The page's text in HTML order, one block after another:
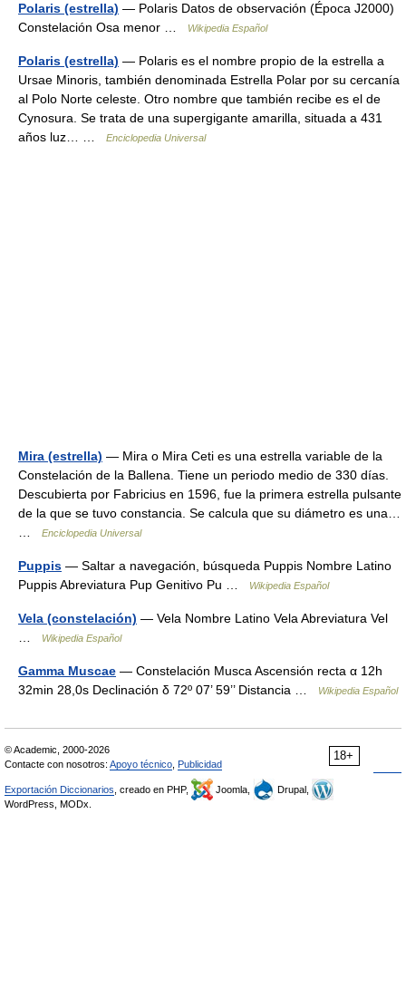
Polaris (estrella) — Polaris Datos de observación (Época J2000)
Constelación Osa menor …
Wikipedia Español
Polaris (estrella) — Polaris es el nombre propio de la estrella a
Ursae Minoris, también denominada Estrella Polar por su cercanía
al Polo Norte celeste. Otro nombre que también recibe es el de
Cynosura. Se trata de una supergigante amarilla, situada a 431
años luz… …
Enciclopedia Universal
Mira (estrella) — Mira o Mira Ceti es una estrella variable de la
Constelación de la Ballena. Tiene un periodo medio de 330 días.
Descubierta por Fabricius en 1596, fue la primera estrella pulsante
de la que se tuvo constancia. Se calcula que su diámetro es una…
Enciclopedia Universal
Puppis — Saltar a navegación, búsqueda Puppis Nombre Latino
Puppis Abreviatura Pup Genitivo Pu …
Wikipedia Español
Vela (constelación) — Vela Nombre Latino Vela Abreviatura Vel
Wikipedia Español
Gamma Muscae — Constelación Musca Ascensión recta α 12h
32min 28,0s Declinación δ 72º 07’ 59’’ Distancia …
Wikipedia Español
18+
© Academic, 2000-2026
Contacte con nosotros: Apoyo técnico Publicidad
Exportación Diccionarios , creado en PHP, Joomla,
Drupal,
WordPress, MODx.